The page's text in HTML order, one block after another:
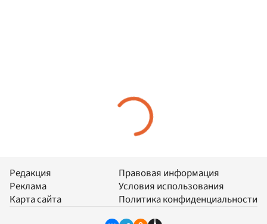
Редакция
Реклама
Карта сайта
Правовая информация
Условия использования
Политика конфиденциальности